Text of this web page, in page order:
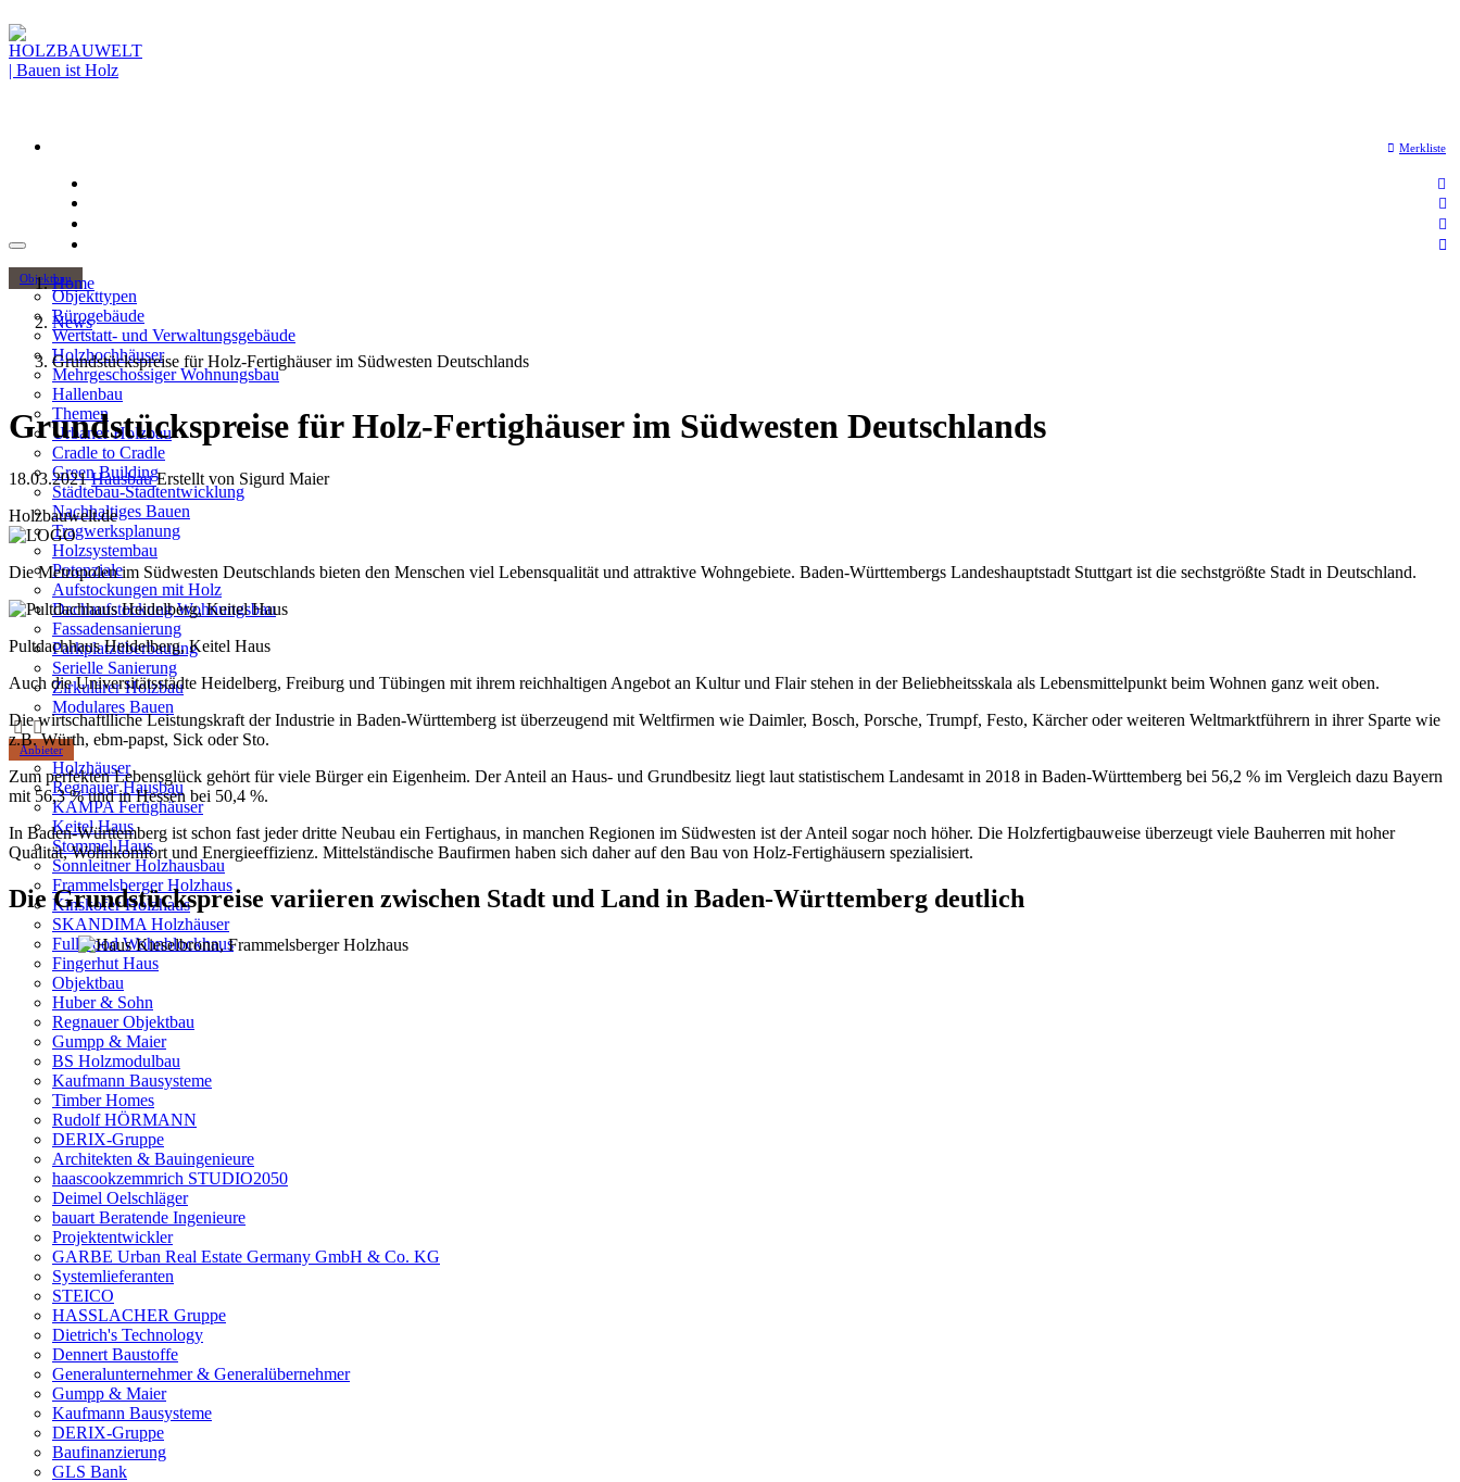
Merkliste
Objektbau
Objekttypen
Bürogebäude
Wertstatt- und Verwaltungsgebäude
Holzhochhäuser
Mehrgeschossiger Wohnungsbau
Hallenbau
Themen
Urbaner Holzbau
Cradle to Cradle
Green Building
Städtebau-Stadtentwicklung
Nachhaltiges Bauen
Tragwerksplanung
Holzsystembau
Potenziale
Aufstockungen mit Holz
Dachaufstockung Wohnungsbau
Fassadensanierung
Parkplatzüberbauung
Serielle Sanierung
Zirkulärer Holzbau
Modulares Bauen
Anbieter
Holzhäuser
Regnauer Hausbau
KAMPA Fertighäuser
Keitel Haus
Stommel Haus
Sonnleitner Holzhausbau
Frammelsberger Holzhaus
Kinskofer Holzhaus
SKANDIMA Holzhäuser
Fullwood Wohnblockhaus
Fingerhut Haus
Objektbau
Huber & Sohn
Regnauer Objektbau
Gumpp & Maier
BS Holzmodulbau
Kaufmann Bausysteme
Timber Homes
Rudolf HÖRMANN
DERIX-Gruppe
Architekten & Bauingenieure
haascookzemmrich STUDIO2050
Deimel Oelschläger
bauart Beratende Ingenieure
Projektentwickler
GARBE Urban Real Estate Germany GmbH & Co. KG
Systemlieferanten
STEICO
HASSLACHER Gruppe
Dietrich's Technology
Dennert Baustoffe
Generalunternehmer & Generalübernehmer
Gumpp & Maier
Kaufmann Bausysteme
DERIX-Gruppe
Baufinanzierung
GLS Bank
Home
News
Grundstückspreise für Holz-Fertighäuser im Südwesten Deutschlands
Grundstückspreise für Holz-Fertighäuser im Südwesten Deutschlands
18.03.2021HausbauErstellt von Sigurd Maier
Holzbauwelt.de
Die Metropolen im Südwesten Deutschlands bieten den Menschen viel Lebensqualität und attraktive Wohngebiete. Baden-Württembergs Landeshauptstadt Stuttgart ist die sechstgrößte Stadt in Deutschland.
Pultdachhaus Heidelberg, Keitel Haus
Auch die Universitätsstädte Heidelberg, Freiburg und Tübingen mit ihrem reichhaltigen Angebot an Kultur und Flair stehen in der Beliebheitsskala als Lebensmittelpunkt beim Wohnen ganz weit oben.
Die wirtschaftlliche Leistungskraft der Industrie in Baden-Württemberg ist überzeugend mit Weltfirmen wie Daimler, Bosch, Porsche, Trumpf, Festo, Kärcher oder weiteren Weltmarktführern in ihrer Sparte wie
z.B. Würth, ebm-papst, Sick oder Sto.
Zum perfekten Lebensglück gehört für viele Bürger ein Eigenheim. Der Anteil an Haus- und Grundbesitz liegt laut statistischem Landesamt in 2018 in Baden-Württemberg bei 56,2 % im Vergleich dazu Bayern
mit 56,3 % und in Hessen bei 50,4 %.
In Baden-Württemberg ist schon fast jeder dritte Neubau ein Fertighaus, in manchen Regionen im Südwesten ist der Anteil sogar noch höher. Die Holzfertigbauweise überzeugt viele Bauherren mit hoher
Qualität, Wohnkomfort und Energieeffizienz. Mittelständische Baufirmen haben sich daher auf den Bau von Holz-Fertighäusern spezialisiert.
Die Grundstückspreise variieren zwischen Stadt und Land in Baden-Württemberg deutlich